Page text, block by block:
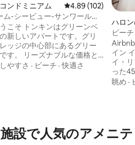
つ星の平均評価
ンドミニアム レビュー102件、5つ
4.89 (102)
ム-シービュー-サンワールド-
ブ-レストラン
こそ トンキンはグリーンベ
新しいアパートです。グリ
ッジの中心部にあるグリー
す。 リーズナブルな価格と
なインセンティブを備えた
ールドパークまで車で13分
ス停 ハロンセンターまで車
やすさ · ビーチ ·快適さ
ハロ
ビー
セッ
イン インターコンチネンタル・ハロンベ
イ・
った
階か
パ、
す。5
眺め ·
設で人気のアメニ